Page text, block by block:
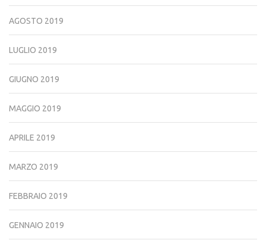
AGOSTO 2019
LUGLIO 2019
GIUGNO 2019
MAGGIO 2019
APRILE 2019
MARZO 2019
FEBBRAIO 2019
GENNAIO 2019